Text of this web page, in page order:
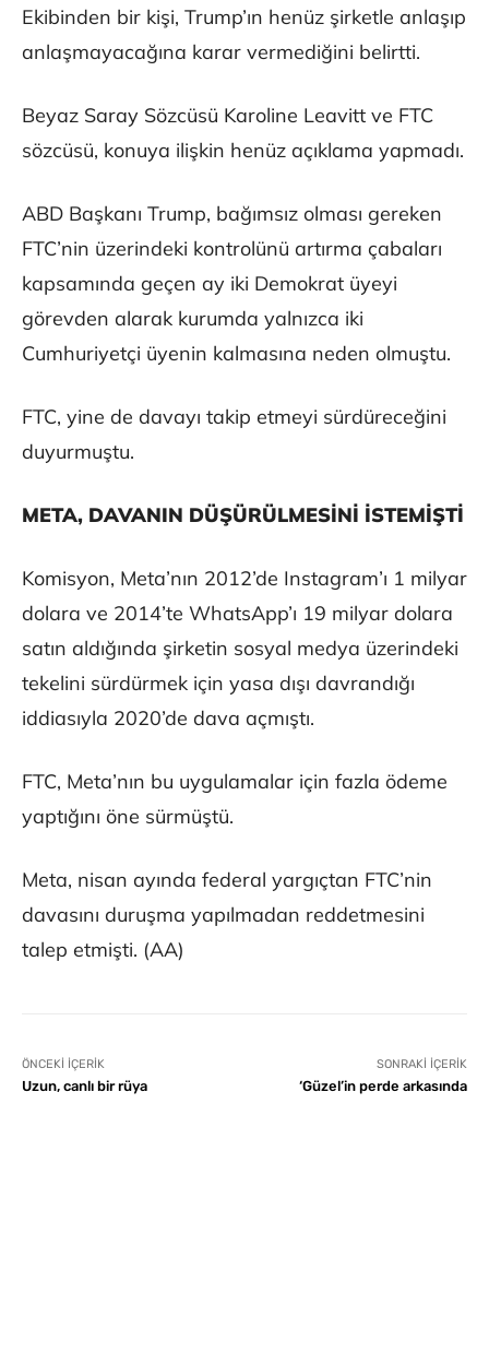
Ekibinden bir kişi, Trump’ın henüz şirketle anlaşıp
anlaşmayacağına karar vermediğini belirtti.
Beyaz Saray Sözcüsü Karoline Leavitt ve FTC
sözcüsü, konuya ilişkin henüz açıklama yapmadı.
ABD Başkanı Trump, bağımsız olması gereken
FTC’nin üzerindeki kontrolünü artırma çabaları
kapsamında geçen ay iki Demokrat üyeyi
görevden alarak kurumda yalnızca iki
Cumhuriyetçi üyenin kalmasına neden olmuştu.
FTC, yine de davayı takip etmeyi sürdüreceğini
duyurmuştu.
META, DAVANIN DÜŞÜRÜLMESİNİ İSTEMİŞTİ
Komisyon, Meta’nın 2012’de Instagram’ı 1 milyar
dolara ve 2014’te WhatsApp’ı 19 milyar dolara
satın aldığında şirketin sosyal medya üzerindeki
tekelini sürdürmek için yasa dışı davrandığı
iddiasıyla 2020’de dava açmıştı.
FTC, Meta’nın bu uygulamalar için fazla ödeme
yaptığını öne sürmüştü.
Meta, nisan ayında federal yargıçtan FTC’nin
davasını duruşma yapılmadan reddetmesini
talep etmişti. (AA)
ÖNCEKI İÇERIK
Uzun, canlı bir rüya
SONRAKI İÇERIK
‘Güzel’in perde arkasında